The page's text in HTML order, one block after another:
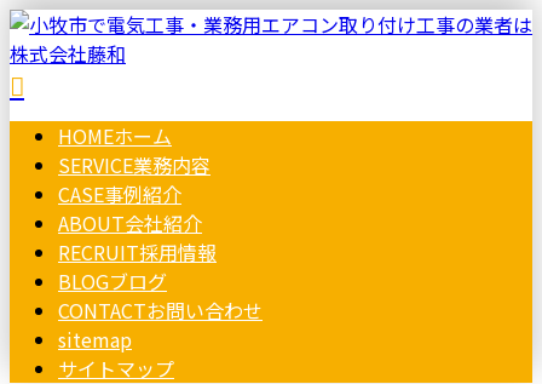
HOMEホーム
SERVICE業務内容
CASE事例紹介
ABOUT会社紹介
RECRUIT採用情報
BLOGブログ
CONTACTお問い合わせ
sitemap
サイトマップ